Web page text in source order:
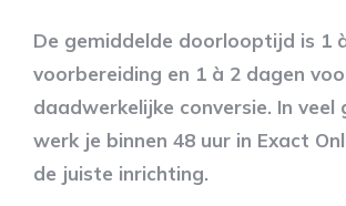
De gemiddelde doorlooptijd is 1
voorbereiding en 1 à 2 dagen
daadwerkelijke conversie. In veel
werk je binnen 48 uur in Exact
de juiste inrichting.